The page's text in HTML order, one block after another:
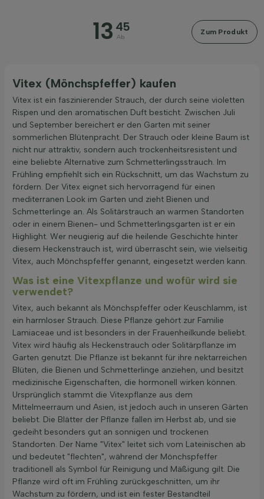
Filter anwenden
13 45
Ab
Zum Produkt
Vitex (Mönchspfeffer) kaufen
Vitex ist ein faszinierender Strauch, der durch seine violetten
Rispen und den aromatischen Duft besticht. Zwischen Juli
und September bereichert er den Garten mit seiner
sommerlichen Blütenpracht. Der Strauch oder kleine Baum ist
nicht nur attraktiv, sondern auch trockenheitsresistent und
eine beliebte Alternative zum Schmetterlingsstrauch. Im
Frühling empfiehlt sich ein Rückschnitt, um das Wachstum zu
fördern. Der Vitex eignet sich hervorragend für einen
mediterranen Look im Garten und zieht Bienen und
Schmetterlinge an. Als Solitärstrauch an warmen Standorten
oder in einem Bienen- und Schmetterlingsgarten ist er ein
Highlight. Wer neugierig auf die heilende Geschichte hinter
diesem Heckenstrauch ist, wird überrascht sein, wie vielseitig
Vitex, auch Mönchspfeffer genannt, eingesetzt werden kann.
Was ist eine Vitexpflanze und wofür wird sie
verwendet?
Vitex, auch bekannt als Mönchspfeffer oder Keuschlamm, ist
ein harmloser Strauch. Diese Pflanze gehört zur Familie
Lamiaceae und ist besonders in der Frauenheilkunde beliebt.
Vitex wird häufig als Heckenstrauch oder Solitärpflanze im
Garten genutzt. Die Pflanze ist bekannt für ihre nektarreichen
Blüten, die Bienen und Schmetterlinge anziehen, und besitzt
medizinische Eigenschaften, die hormonell wirken können.
Ursprünglich stammt die Vitexpflanze aus dem
Mittelmeerraum und Asien, ist jedoch auch in unseren Gärten
beliebt. Die Blätter der Pflanze fallen im Herbst ab, und sie
gedeiht besonders gut an sonnigen und trockenen
Standorten. Der Name "Vitex" leitet sich vom Lateinischen ab
und bedeutet "flechten", während der Mönchspfeffer
traditionell als Symbol für Reinigung und Mäßigung gilt. Die
Pflanze wird oft im Frühling zurückgeschnitten, um ihr
Wachstum zu fördern, und ist ein fester Bestandteil